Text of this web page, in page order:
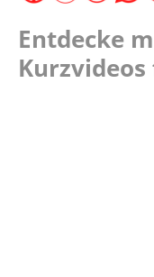
Entdecke